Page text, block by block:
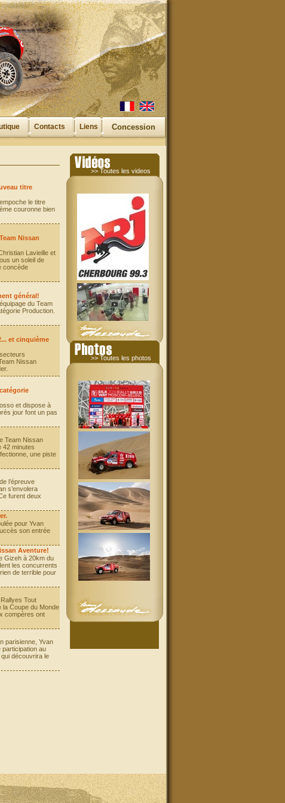
Concession
Contacts Liens
titre
le titre
couronne bien
Nissan
Lavieille et
un soleil de
concède
général!
du Team
Production.
et cinquième
Nissan
et dispose à
jour font un pas
Team Nissan
42 minutes
une piste
l’épreuve
s’envolera
furent deux
pour Yvan
son entrée
Aventure!
Gizeh à 20km du
les concurrents
de terrible pour
Tout
la Coupe du Monde
compères ont
parisienne, Yvan
au
découvrira le
>> Toutes les videos
>> Toutes les photos